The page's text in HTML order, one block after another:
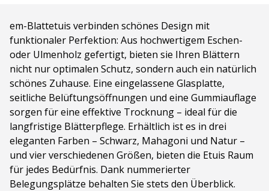
em-Blattetuis verbinden schönes Design mit
funktionaler Perfektion: Aus hochwertigem Eschen-
oder Ulmenholz gefertigt, bieten sie Ihren Blättern
nicht nur optimalen Schutz, sondern auch ein natürlich
schönes Zuhause. Eine eingelassene Glasplatte,
seitliche Belüftungsöffnungen und eine Gummiauflage
sorgen für eine effektive Trocknung – ideal für die
langfristige Blätterpflege. Erhältlich ist es in drei
eleganten Farben – Schwarz, Mahagoni und Natur –
und vier verschiedenen Größen, bieten die Etuis Raum
für jedes Bedürfnis. Dank nummerierter
Belegungsplätze behalten Sie stets den Überblick.